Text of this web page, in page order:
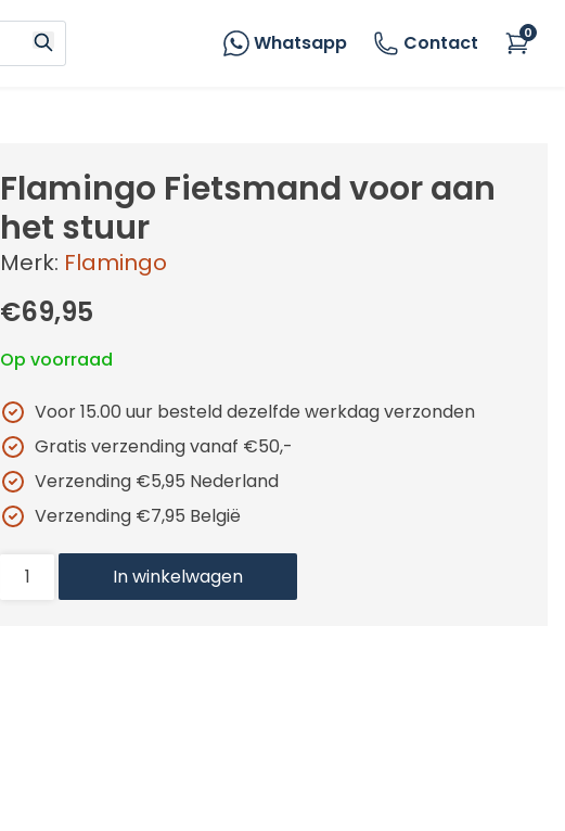
Whatsapp Contact 0
Flamingo Fietsmand voor aan
het stuur
Merk: Flamingo
€69,95
Op voorraad
Voor 15.00 uur besteld dezelfde werkdag verzonden
Gratis verzending vanaf €50,-
Verzending €5,95 Nederland
Verzending €7,95 België
In winkelwagen